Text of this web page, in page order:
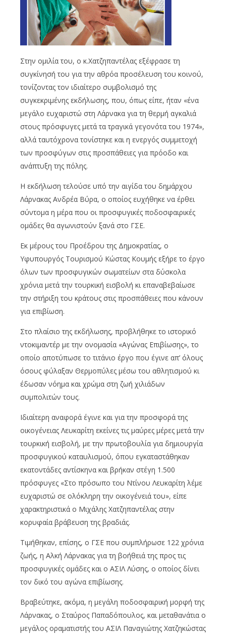
Στην ομιλία του, ο κ.Χατζηπαντέλας εξέφρασε τη
συγκίνησή του για την αθρόα προσέλευση του κοινού,
τονίζοντας τον ιδιαίτερο συμβολισμό της
συγκεκριμένης εκδήλωσης, που, όπως είπε, ήταν «ένα
μεγάλο ευχαριστώ στη Λάρνακα για τη θερμή αγκαλιά
στους πρόσφυγες μετά τα τραγικά γεγονότα του 1974»,
αλλά ταυτόχρονα τονίστηκε και η ενεργός συμμετοχή
των προσφύγων στις προσπάθειες για πρόοδο και
ανάπτυξη της πόλης.
Η εκδήλωση τελούσε υπό την αιγίδα του δημάρχου
Λάρνακας Ανδρέα Βύρα, ο οποίος ευχήθηκε να έρθει
σύντομα η μέρα που οι προσφυγικές ποδοσφαιρικές
ομάδες θα αγωνιστούν ξανά στο ΓΣΕ.
Εκ μέρους του Προέδρου της Δημοκρατίας, ο
Υφυπουργός Τουρισμού Κώστας Κουμής εξήρε το έργο
όλων των προσφυγικών σωματείων στα δύσκολα
χρόνια μετά την τουρκική εισβολή κι επαναβεβαίωσε
την στήριξη του κράτους στις προσπάθειες που κάνουν
για επιβίωση.
Στο πλαίσιο της εκδήλωσης, προβλήθηκε το ιστορικό
ντοκιμαντέρ με την ονομασία «Αγώνας Επιβίωσης», το
οποίο αποτύπωσε το τιτάνιο έργο που έγινε απ’ όλους
όσους φύλαξαν Θερμοπύλες μέσω του αθλητισμού κι
έδωσαν νόημα και χρώμα στη ζωή χιλιάδων
συμπολιτών τους.
Ιδιαίτερη αναφορά έγινε και για την προσφορά της
οικογένειας Λευκαρίτη εκείνες τις μαύρες μέρες μετά την
τουρκική εισβολή, με την πρωτοβουλία για δημιουργία
προσφυγικού καταυλισμού, όπου εγκαταστάθηκαν
εκατοντάδες αντίσκηνα και βρήκαν στέγη 1.500
πρόσφυγες «Στο πρόσωπο του Ντίνου Λευκαρίτη λέμε
ευχαριστώ σε ολόκληρη την οικογένειά του», είπε
χαρακτηριστικά ο Μιχάλης Χατζηπαντέλας στην
κορυφαία βράβευση της βραδιάς.
Τιμήθηκαν, επίσης, ο ΓΣΕ που συμπλήρωσε 122 χρόνια
ζωής, η Αλκή Λάρνακας για τη βοήθειά της προς τις
προσφυγικές ομάδες και ο ΑΣΙΛ Λύσης, ο οποίος δίνει
τον δικό του αγώνα επιβίωσης.
Βραβεύτηκε, ακόμα, η μεγάλη ποδοσφαιρική μορφή της
Λάρνακας, ο Σταύρος Παπαδόπουλος, και μεταθανάτια ο
μεγάλος οραματιστής του ΑΣΙΛ Παναγιώτης Χατζηκώστας